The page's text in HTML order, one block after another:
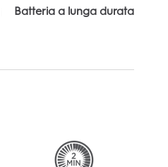
Batteria a lunga durata